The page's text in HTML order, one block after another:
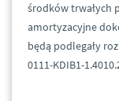
środków trwałych
amortyzacyjne
będą podlegały
0111-KDIB1-